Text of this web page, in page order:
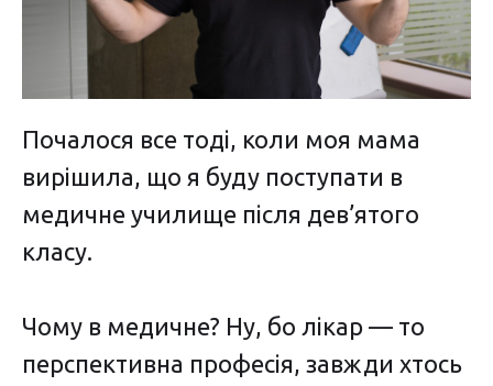
Почалося все тоді, коли моя мама
вирішила, що я буду поступати в
медичне училище після дев’ятого
класу.
Чому в медичне? Ну, бо лікар — то
перспективна професія, завжди хтось